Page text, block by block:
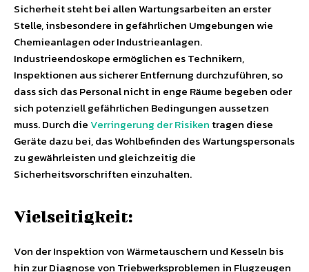
Sicherheit steht bei allen Wartungsarbeiten an erster
Stelle, insbesondere in gefährlichen Umgebungen wie
Chemieanlagen oder Industrieanlagen.
Industrieendoskope ermöglichen es Technikern,
Inspektionen aus sicherer Entfernung durchzuführen, so
dass sich das Personal nicht in enge Räume begeben oder
sich potenziell gefährlichen Bedingungen aussetzen
muss. Durch dieVerringerung der Risiken tragen diese
Geräte dazu bei, das Wohlbefinden des Wartungspersonals
zu gewährleisten und gleichzeitig die
Sicherheitsvorschriften einzuhalten.
Vielseitigkeit:
Von der Inspektion von Wärmetauschern und Kesseln bis
hin zur Diagnose von Triebwerksproblemen in Flugzeugen